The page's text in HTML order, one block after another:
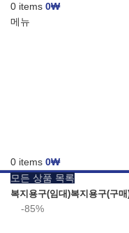
0 items 0₩
메뉴
0 items 0₩
모든 상품 목록
복지용구(임대)복지용구(구매
-85%